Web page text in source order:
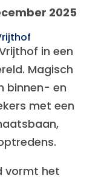
2025
in een
Magisch
binnen- en
met een
vormt het